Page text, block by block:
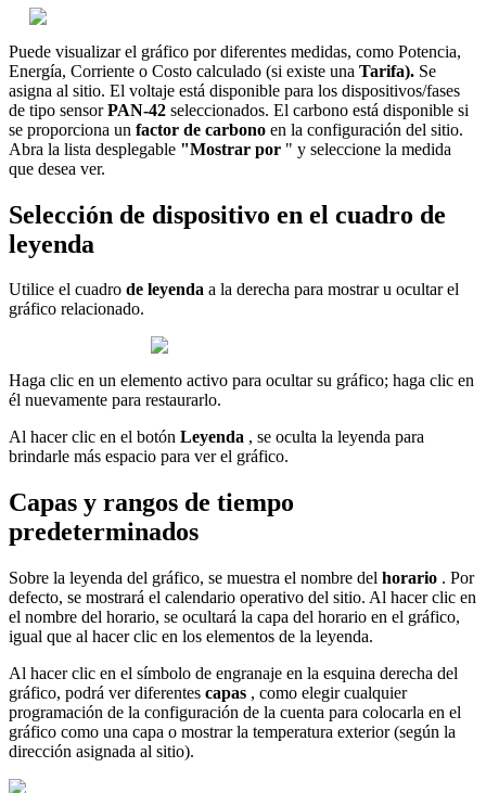
Puede visualizar el gráfico por diferentes medidas, como Potencia,
Energía, Corriente o Costo calculado (si existe una Tarifa). Se
asigna al sitio. El voltaje está disponible para los dispositivos/fases
de tipo sensorPAN-42 seleccionados. El carbono está disponible si
se proporciona un factor de carbono en la configuración del sitio.
Abra la lista desplegable "Mostrar por " y seleccione la medida
que desea ver.
Selección de dispositivo en el cuadro de
leyenda
Utilice el cuadro de leyenda a la derecha para mostrar u ocultar el
gráfico relacionado.
Haga clic en un elemento activo para ocultar su gráfico; haga clic en
él nuevamente para restaurarlo.
Al hacer clic en el botón Leyenda , se oculta la leyenda para
brindarle más espacio para ver el gráfico.
Capas y rangos de tiempo
predeterminados
Sobre la leyenda del gráfico, se muestra el nombre del horario . Por
defecto, se mostrará el calendario operativo del sitio. Al hacer clic en
el nombre del horario, se ocultará la capa del horario en el gráfico,
igual que al hacer clic en los elementos de la leyenda.
Al hacer clic en el símbolo de engranaje en la esquina derecha del
gráfico, podrá ver diferentes capas , como elegir cualquier
programación de la configuración de la cuenta para colocarla en el
gráfico como una capa o mostrar la temperatura exterior (según la
dirección asignada al sitio).